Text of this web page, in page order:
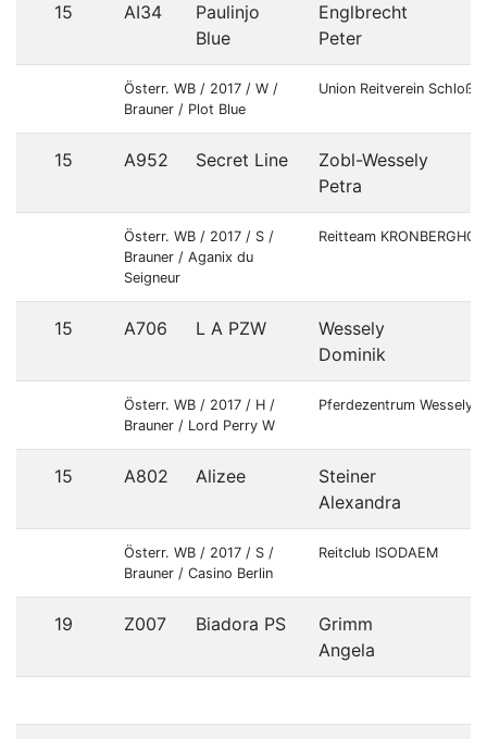
15 AI34
Paulinjo
Blue
Englbrecht
Peter
Österr. WB / 2017 / W /
Brauner / Plot Blue
Union Reitverein Schloß
15 A952 Secret Line
Zobl-Wessely
Petra
Österr. WB / 2017 / S /
Brauner / Aganix du
Seigneur
Reitteam KRONBERGHOF
15 A706 L A PZW
Wessely
Dominik
Österr. WB / 2017 / H /
Brauner / Lord Perry W
Pferdezentrum Wessely
15 A802 Alizee
Steiner
Alexandra
Österr. WB / 2017 / S /
Brauner / Casino Berlin
Reitclub ISODAEM
19 Z007 Biadora PS
Grimm
Angela